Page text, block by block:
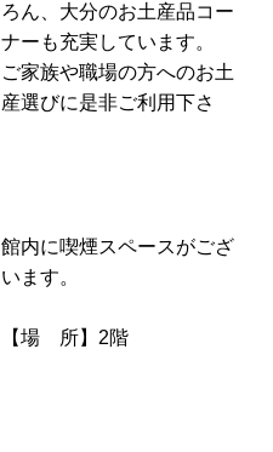
ろん、大分のお土産品コー
ナーも充実しています。
ご家族や職場の方へのお土
産選びに是非ご利用下さ
館内に喫煙スペースがござ
います。
【場 所】2階